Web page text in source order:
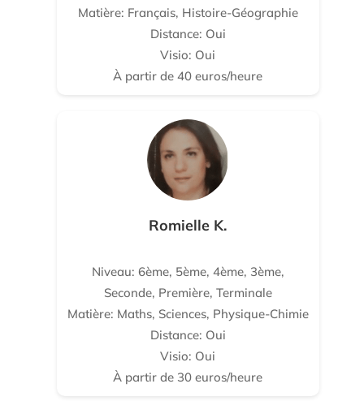
Matière: Français, Histoire-Géographie
Distance: Oui
Visio: Oui
À partir de 40 euros/heure
Romielle K.
Niveau: 6ème, 5ème, 4ème, 3ème,
Seconde, Première, Terminale
Matière: Maths, Sciences, Physique-Chimie
Distance: Oui
Visio: Oui
À partir de 30 euros/heure